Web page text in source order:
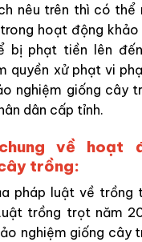
nêu trên thì có thể
hoạt động khảo
bị phạt tiền lên
quyền xử phạt vi
nghiệm giống cây
dân cấp tỉnh.
về hoạt
trồng:
pháp luật về trồng
trồng trọt năm
nghiệm giống cây